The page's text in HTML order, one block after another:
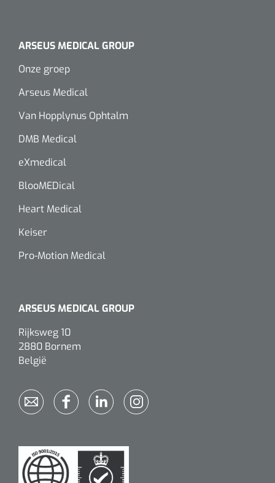
ARSEUS MEDICAL GROUP
Onze groep
Arseus Medical
Van Hopplynus Ophtalm
DMB Medical
eXmedical
BlooMEDical
Heart Medical
Keiser
Pro-Motion Medical
ARSEUS MEDICAL GROUP
Rijksweg 10
2880 Bornem
België